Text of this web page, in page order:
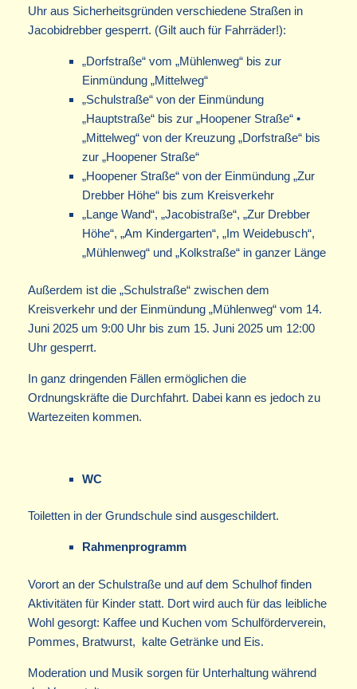
Uhr aus Sicherheitsgründen verschiedene Straßen in
Jacobidrebber gesperrt. (Gilt auch für Fahrräder!):
„Dorfstraße“ vom „Mühlenweg“ bis zur
Einmündung „Mittelweg“
„Schulstraße“ von der Einmündung
„Hauptstraße“ bis zur „Hoopener Straße“ •
„Mittelweg“ von der Kreuzung „Dorfstraße“ bis
zur „Hoopener Straße“
„Hoopener Straße“ von der Einmündung „Zur
Drebber Höhe“ bis zum Kreisverkehr
„Lange Wand“, „Jacobistraße“, „Zur Drebber
Höhe“, „Am Kindergarten“, „Im Weidebusch“,
„Mühlenweg“ und „Kolkstraße“ in ganzer Länge
Außerdem ist die „Schulstraße“ zwischen dem
Kreisverkehr und der Einmündung „Mühlenweg“ vom 14.
Juni 2025 um 9:00 Uhr bis zum 15. Juni 2025 um 12:00
Uhr gesperrt.
In ganz dringenden Fällen ermöglichen die
Ordnungskräfte die Durchfahrt. Dabei kann es jedoch zu
Wartezeiten kommen.
WC
Toiletten in der Grundschule sind ausgeschildert.
Rahmenprogramm
Vorort an der Schulstraße und auf dem Schulhof finden
Aktivitäten für Kinder statt. Dort wird auch für das leibliche
Wohl gesorgt: Kaffee und Kuchen vom Schulförderverein,
Pommes, Bratwurst, kalte Getränke und Eis.
Moderation und Musik sorgen für Unterhaltung während